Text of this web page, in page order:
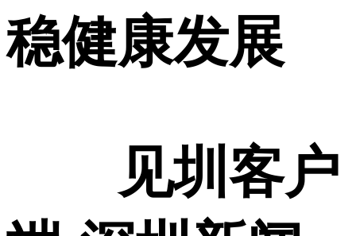
稳健康发展
见圳客户